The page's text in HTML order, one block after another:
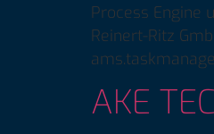
Process Engine
Reinert-Ritz
AKE